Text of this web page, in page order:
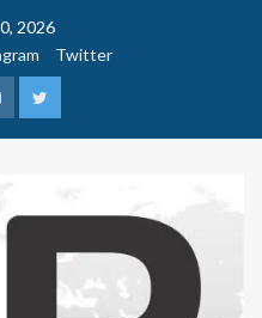
2026
Twitter
Twitter